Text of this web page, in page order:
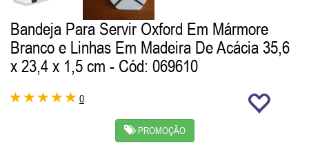
Bandeja Para Servir Oxford Em Mármore
Branco e Linhas Em Madeira De Acácia 35,6
x 23,4 x 1,5 cm - Cód: 069610
0
PROMOÇÃO